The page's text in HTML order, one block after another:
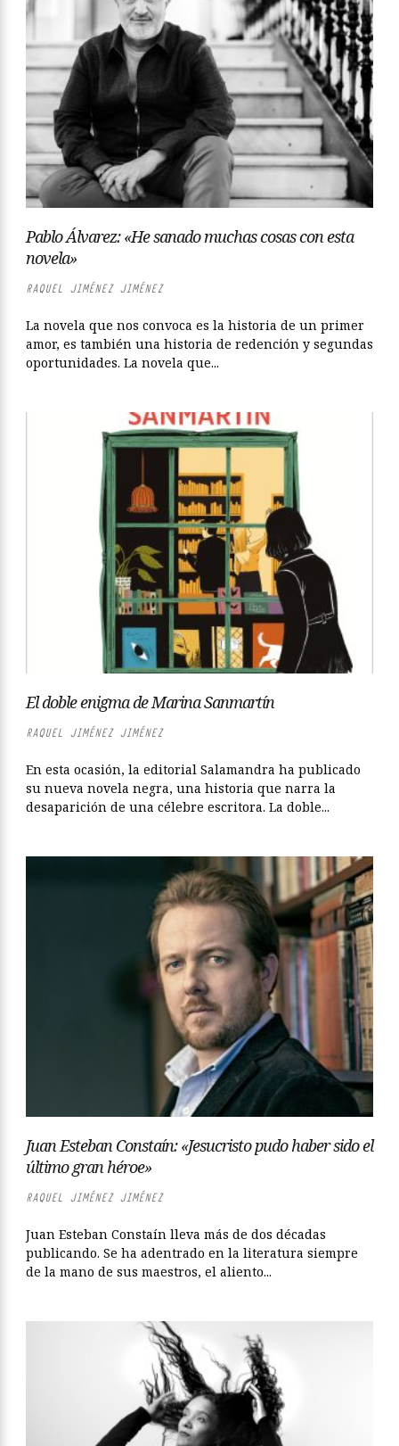
Pablo Álvarez: «He sanado muchas cosas con esta
novela»
RAQUEL JIMÉNEZ JIMÉNEZ
La novela que nos convoca es la historia de un primer
amor, es también una historia de redención y segundas
oportunidades. La novela que...
El doble enigma de Marina Sanmartín
RAQUEL JIMÉNEZ JIMÉNEZ
En esta ocasión, la editorial Salamandra ha publicado
su nueva novela negra, una historia que narra la
desaparición de una célebre escritora. La doble...
Juan Esteban Constaín: «Jesucristo pudo haber sido el
último gran héroe»
RAQUEL JIMÉNEZ JIMÉNEZ
Juan Esteban Constaín lleva más de dos décadas
publicando. Se ha adentrado en la literatura siempre
de la mano de sus maestros, el aliento...